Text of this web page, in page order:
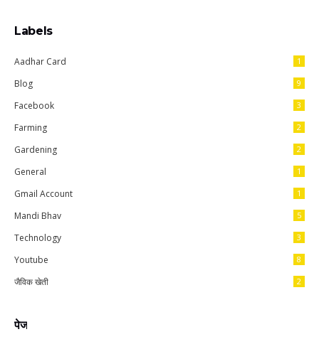
Labels
Aadhar Card 1
Blog 9
Facebook 3
Farming 2
Gardening 2
General 1
Gmail Account 1
Mandi Bhav 5
Technology 3
Youtube 8
जैविक खेती 2
पेज